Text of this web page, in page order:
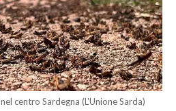
centro Sardegna (L'Unione Sarda)